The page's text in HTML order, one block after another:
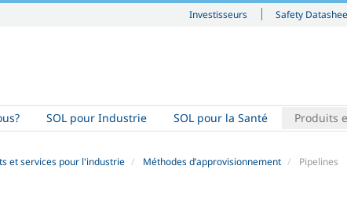
Investisseurs Safety
SOL pour Industrie SOL pour la Santé Produits
et services pour l'industrie Méthodes d’approvisionnement Pipelines